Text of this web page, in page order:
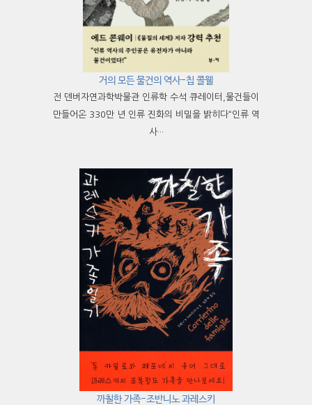
거의 모든 물건의 역사-칩 콜웰
전 덴버자연과학박물관 인류학 수석 큐레이터,물건들이
만들어온 330만 년 인류 진화의 비밀을 밝히다“인류 역
사···
까칠한 가족-조반니노 과레스키